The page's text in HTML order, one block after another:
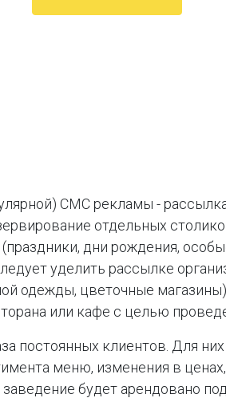
СМС рекламы -
отдельных
дни рождения,
уделить рассылке
одежды, цветочные
или кафе с целью
постоянных клиентов. Для
меню, изменения в
будет арендовано